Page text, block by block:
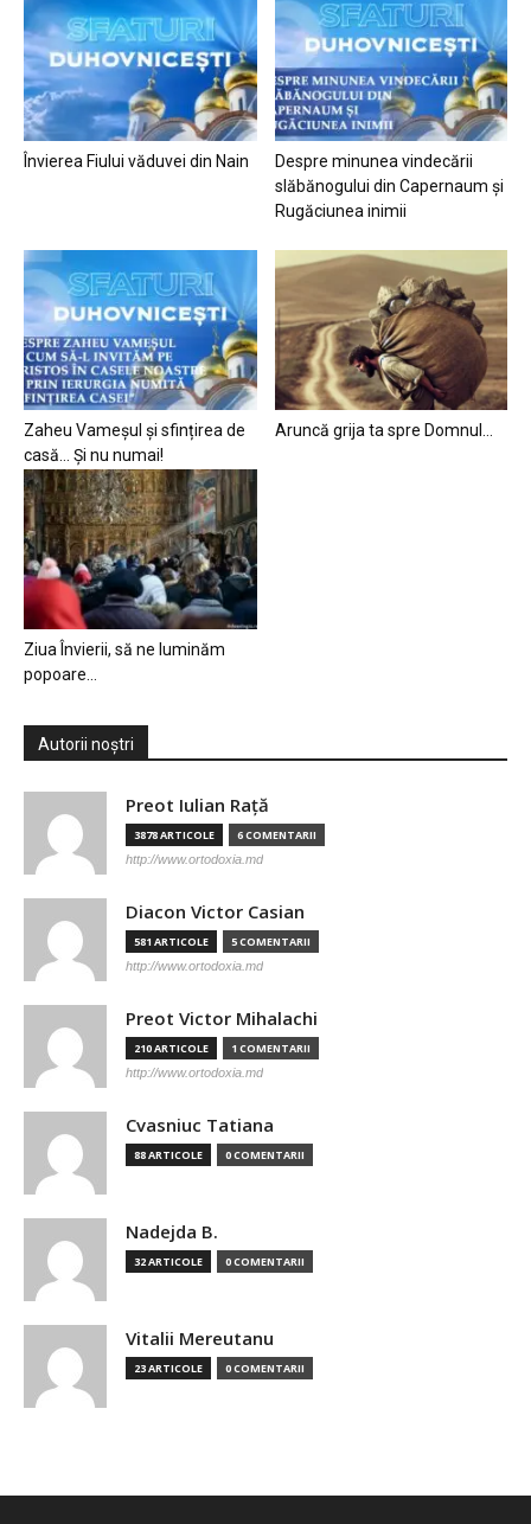
Învierea Fiului văduvei din Nain
Despre minunea vindecării
slăbănogului din Capernaum și
Rugăciunea inimii
Zaheu Vameșul și sfințirea de
casă… Și nu numai!
Aruncă grija ta spre Domnul…
Ziua Învierii, să ne luminăm
popoare…
Autorii noștri
Preot Iulian Raţă
3878 ARTICOLE 6 COMENTARII
http://www.ortodoxia.md
Diacon Victor Casian
581 ARTICOLE 5 COMENTARII
http://www.ortodoxia.md
Preot Victor Mihalachi
210 ARTICOLE 1 COMENTARII
http://www.ortodoxia.md
Cvasniuc Tatiana
88 ARTICOLE 0 COMENTARII
Nadejda B.
32 ARTICOLE 0 COMENTARII
Vitalii Mereutanu
23 ARTICOLE 0 COMENTARII